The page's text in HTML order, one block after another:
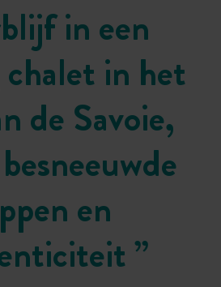
in een
in het
de Savoie,
en
”